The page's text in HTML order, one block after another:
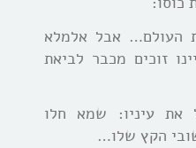
העולם… אבל אלמלא
זוכים מכבר לביאת
את עיניו: שמא חלו
הקץ שלו…